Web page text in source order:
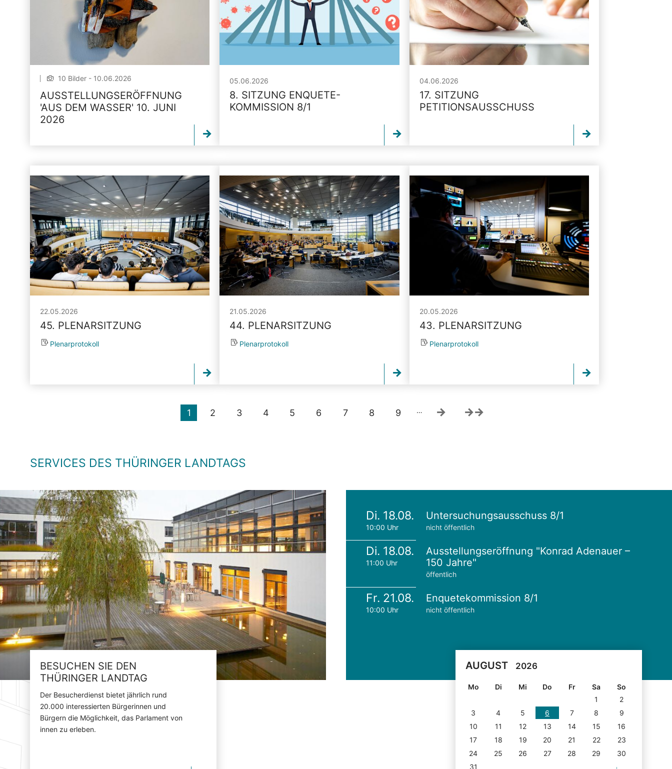
10 Bilder - 10.06.2026
AUSSTELLUNGSERÖFFNUNG
'AUS DEM WASSER' 10. JUNI
2026
05.06.2026
8. SITZUNG ENQUETE-
KOMMISSION 8/1
04.06.2026
17. SITZUNG
PETITIONSAUSSCHUSS
22.05.2026
45. PLENARSITZUNG
Plenarprotokoll
21.05.2026
44. PLENARSITZUNG
Plenarprotokoll
20.05.2026
43. PLENARSITZUNG
Plenarprotokoll
1 2 3 4 5 6 7 8 9 …
SERVICES DES THÜRINGER LANDTAGS
BESUCHEN SIE DEN
THÜRINGER LANDTAG
Der Besucherdienst bietet jährlich rund
20.000 interessierten Bürgerinnen und
Bürgern die Möglichkeit, das Parlament von
innen zu erleben.
Di. 18.08.
10:00 Uhr
Untersuchungsausschuss 8/1
nicht öffentlich
Di. 18.08.
11:00 Uhr
Ausstellungseröffnung "Konrad Adenauer –
150 Jahre"
öffentlich
Fr. 21.08.
10:00 Uhr
Enquetekommission 8/1
nicht öffentlich
AUGUST 2026
Mo Di Mi Do Fr Sa
So
1
2
3
4 5 6 7 8
9
10
11 12 13 14 15
16
17
18 19 20 21 22
23
24
25 26 27 28 29
30
31